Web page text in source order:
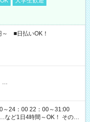
■日払いOK！
…
～24：00 22：00～31:00
日4時間～OK！ その他